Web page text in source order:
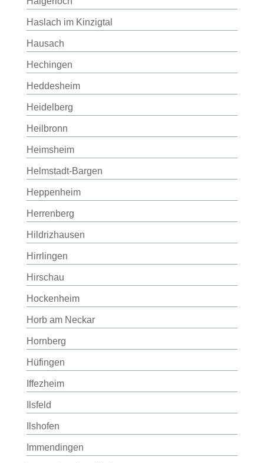
Haslach im Kinzigtal
Hausach
Hechingen
Heddesheim
Heidelberg
Heilbronn
Heimsheim
Helmstadt-Bargen
Heppenheim
Herrenberg
Hildrizhausen
Hirrlingen
Hirschau
Hockenheim
Horb am Neckar
Hornberg
Hüfingen
Iffezheim
Ilsfeld
Ilshofen
Immendingen